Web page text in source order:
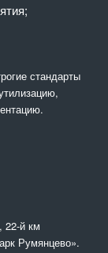
стандарты
22-й км
Румянцево».